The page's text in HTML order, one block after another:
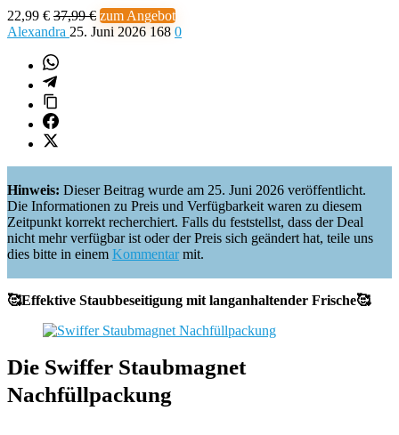
22,99 € 37,99 € zum Angebot
Alexandra 25. Juni 2026 168 0
Hinweis: Dieser Beitrag wurde am 25. Juni 2026 veröffentlicht.
Die Informationen zu Preis und Verfügbarkeit waren zu diesem
Zeitpunkt korrekt recherchiert. Falls du feststellst, dass der Deal
nicht mehr verfügbar ist oder der Preis sich geändert hat, teile uns
dies bitte in einem Kommentarmit.
🥰Effektive Staubbeseitigung mit langanhaltender Frische🥰
Die Swiffer Staubmagnet
Nachfüllpackung